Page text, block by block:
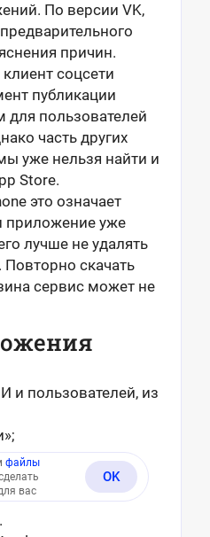
По версии VK,
причин.
соцсети
публикации
для пользователей
часть других
уже нельзя найти и
Store.
это означает
приложение уже
лучше не удалять
скачать
сервис может не
пользователей, из
файлы
вас
OK